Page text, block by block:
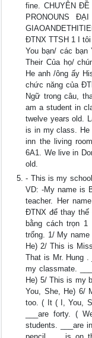
fine. CHUYÊN
PRONOUNS
ĐTNX TTSH 1 I
You bạn/ các bạn
Their Của họ/
He anh /ông ấy
chức năng của
Ngữ trong câu,
am a student in
twelve years old.
is in my class. He
inn the living
6A1. We live in
old.
- This is my
VD: -My name is
teacher. Her
ĐTNX để thay thế
bằng cách trọn
trống. 1/ My
He) 2/ This is
That is Mr. Hung .
my classmate.
He) 5/ This is my
You, She, He) 6/
too. ( It ( I, You,
___are forty. (
students. ___are